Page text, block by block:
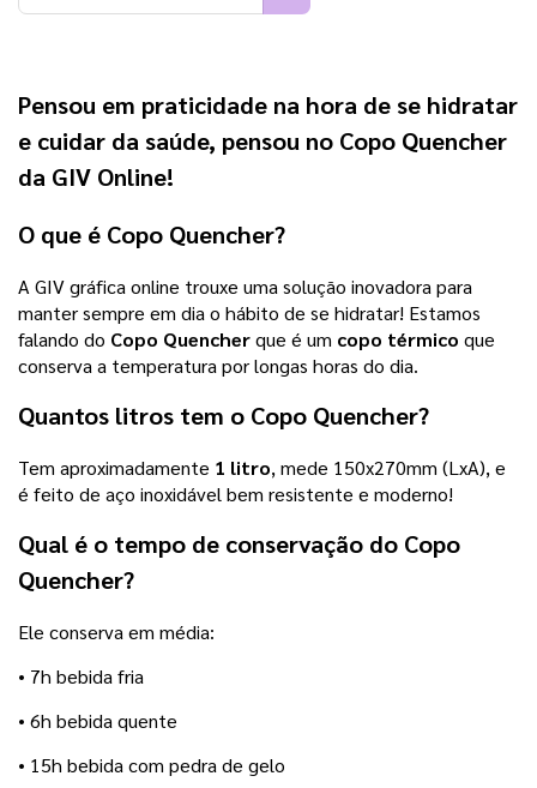
Pensou em praticidade na hora de se hidratar
e cuidar da saúde, pensou no Copo Quencher
da GIV Online!
O que é Copo Quencher?
A GIV gráfica online trouxe uma solução inovadora para
manter sempre em dia o hábito de se hidratar! Estamos
falando do Copo Quencherque é um copo térmico que
conserva a temperatura por longas horas do dia.
Quantos litros tem o Copo Quencher?
Tem aproximadamente 1 litro, mede 150x270mm (LxA), e
é feito de aço inoxidável bem resistente e moderno!
Qual é o tempo de conservação do Copo
Quencher?
Ele conserva em média:
• 7h bebida fria
• 6h bebida quente
• 15h bebida com pedra de gelo